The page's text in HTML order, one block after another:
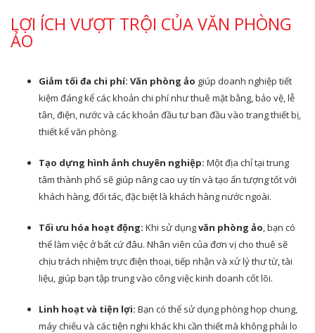
LỢI ÍCH VƯỢT TRỘI CỦA VĂN PHÒNG
ẢO
Giảm tối đa chi phí: Văn phòng ảo giúp doanh nghiệp tiết
kiệm đáng kể các khoản chi phí như thuê mặt bằng, bảo vệ, lễ
tân, điện, nước và các khoản đầu tư ban đầu vào trang thiết bị,
thiết kế văn phòng.
Tạo dựng hình ảnh chuyên nghiệp: Một địa chỉ tại trung
tâm thành phố sẽ giúp nâng cao uy tín và tạo ấn tượng tốt với
khách hàng, đối tác, đặc biệt là khách hàng nước ngoài.
Tối ưu hóa hoạt động: Khi sử dụngvăn phòng ảo, bạn có
thể làm việc ở bất cứ đâu. Nhân viên của đơn vị cho thuê sẽ
chịu trách nhiệm trực điện thoại, tiếp nhận và xử lý thư từ, tài
liệu, giúp bạn tập trung vào công việc kinh doanh cốt lõi.
Linh hoạt và tiện lợi: Bạn có thể sử dụng phòng họp chung,
máy chiếu và các tiện nghi khác khi cần thiết mà không phải lo